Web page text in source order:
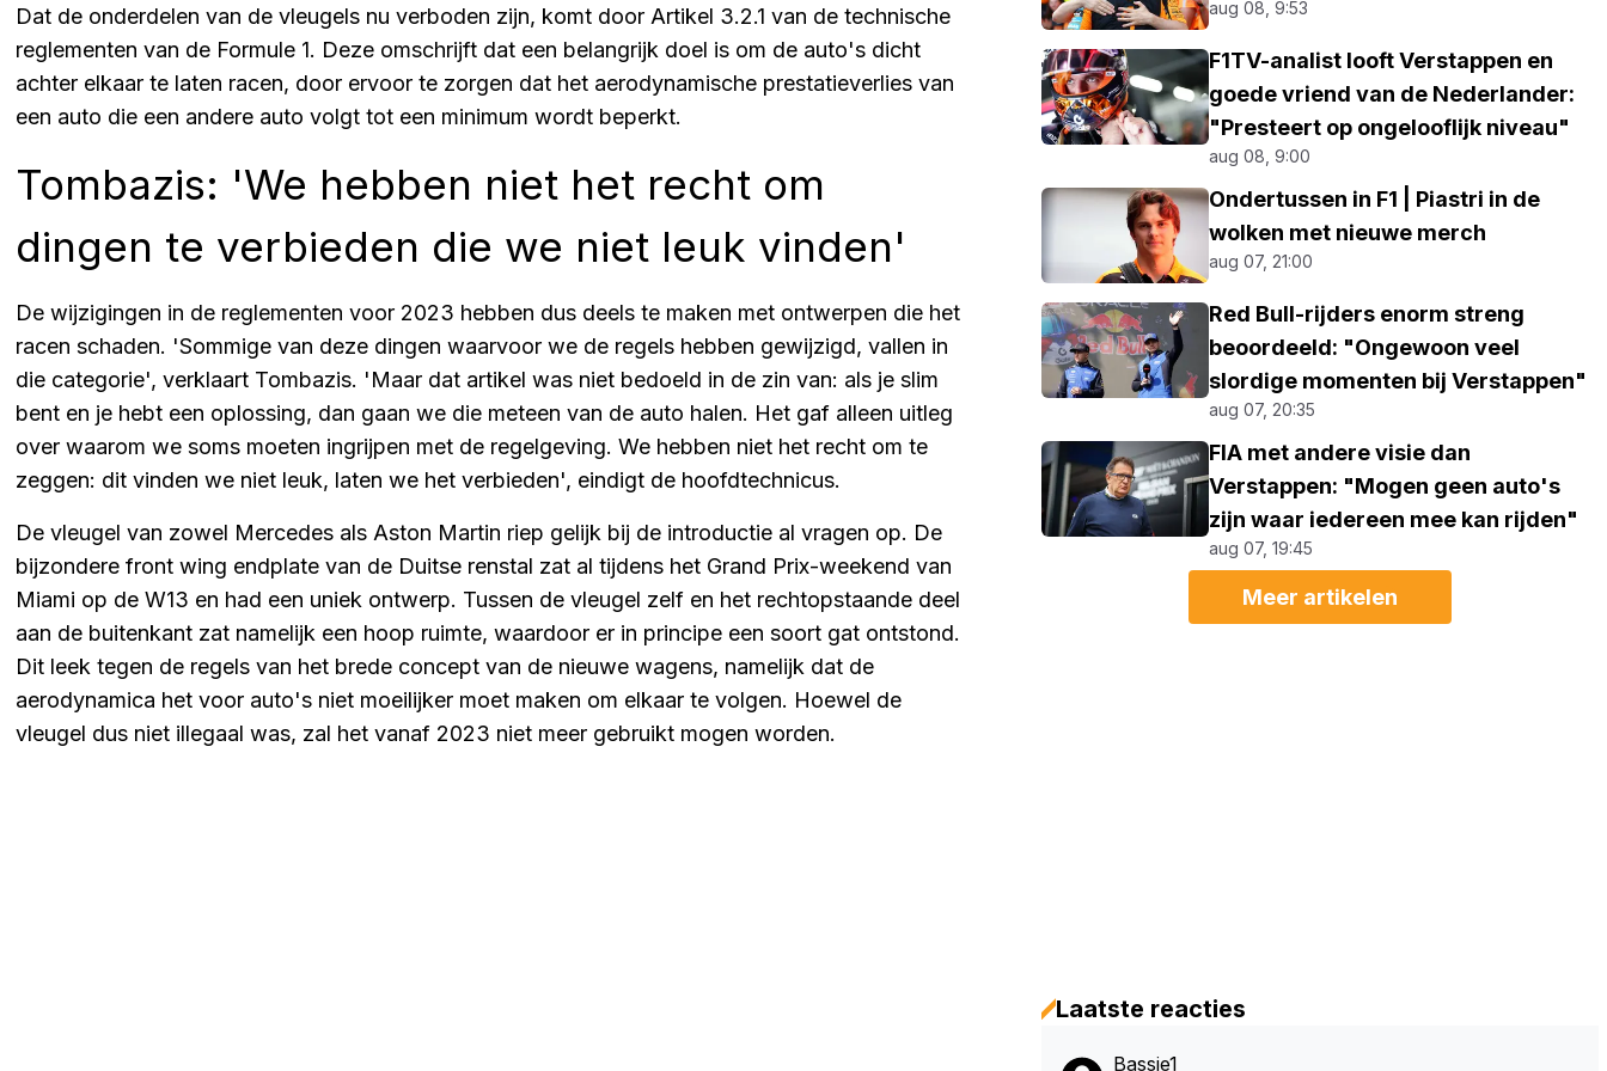
Dat de onderdelen van de vleugels nu verboden zijn, komt door Artikel 3.2.1 van de technische
reglementen van de Formule 1. Deze omschrijft dat een belangrijk doel is om de auto's dicht
achter elkaar te laten racen, door ervoor te zorgen dat het aerodynamische prestatieverlies van
een auto die een andere auto volgt tot een minimum wordt beperkt.
Tombazis: 'We hebben niet het recht om
dingen te verbieden die we niet leuk vinden'
De wijzigingen in de reglementen voor 2023 hebben dus deels te maken met ontwerpen die het
racen schaden. 'Sommige van deze dingen waarvoor we de regels hebben gewijzigd, vallen in
die categorie', verklaart Tombazis. 'Maar dat artikel was niet bedoeld in de zin van: als je slim
bent en je hebt een oplossing, dan gaan we die meteen van de auto halen. Het gaf alleen uitleg
over waarom we soms moeten ingrijpen met de regelgeving. We hebben niet het recht om te
zeggen: dit vinden we niet leuk, laten we het verbieden', eindigt de hoofdtechnicus.
De vleugel van zowel Mercedes als Aston Martin riep gelijk bij de introductie al vragen op. De
bijzondere front wing endplate van de Duitse renstal zat al tijdens het Grand Prix-weekend van
Miami op de W13 en had een uniek ontwerp. Tussen de vleugel zelf en het rechtopstaande deel
aan de buitenkant zat namelijk een hoop ruimte, waardoor er in principe een soort gat ontstond.
Dit leek tegen de regels van het brede concept van de nieuwe wagens, namelijk dat de
aerodynamica het voor auto's niet moeilijker moet maken om elkaar te volgen. Hoewel de
vleugel dus niet illegaal was, zal het vanaf 2023 niet meer gebruikt mogen worden.
aug 08, 9:53
F1TV-analist looft Verstappen en
goede vriend van de Nederlander:
"Presteert op ongelooflijk niveau"
aug 08, 9:00
Ondertussen in F1 | Piastri in de
wolken met nieuwe merch
aug 07, 21:00
Red Bull-rijders enorm streng
beoordeeld: "Ongewoon veel
slordige momenten bij Verstappen"
aug 07, 20:35
FIA met andere visie dan
Verstappen: "Mogen geen auto's
zijn waar iedereen mee kan rijden"
aug 07, 19:45
Meer artikelen
Laatste reacties
Bassie1